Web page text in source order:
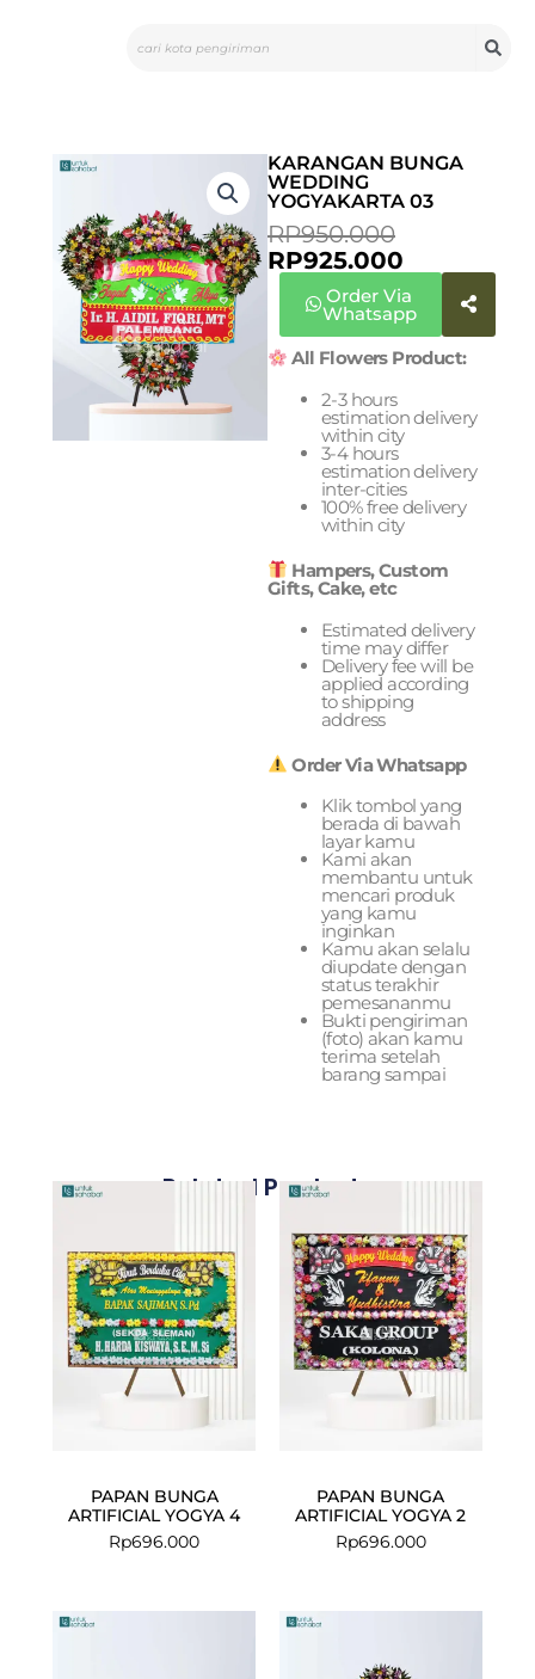
KARANGAN BUNGA
WEDDING
YOGYAKARTA 03
RP950.000
WAS:
RP925.000
IS:
RP925.000.
Order Via
Whatsapp
All Flowers Product:
2-3 hours
estimation delivery
within city
3-4 hours
estimation delivery
inter-cities
100% free delivery
within city
Hampers, Custom
Gifts, Cake, etc
Estimated delivery
time may differ
Delivery fee will be
applied according
to shipping
address
Order Via Whatsapp
Klik tombol yang
berada di bawah
layar kamu
Kami akan
membantu untuk
mencari produk
yang kamu
inginkan
Kamu akan selalu
diupdate dengan
status terakhir
pemesananmu
Bukti pengiriman
(foto) akan kamu
terima setelah
barang sampai
Related Products
PAPAN BUNGA
ARTIFICIAL YOGYA 4
Rp696.000
PAPAN BUNGA
ARTIFICIAL YOGYA 2
Rp696.000